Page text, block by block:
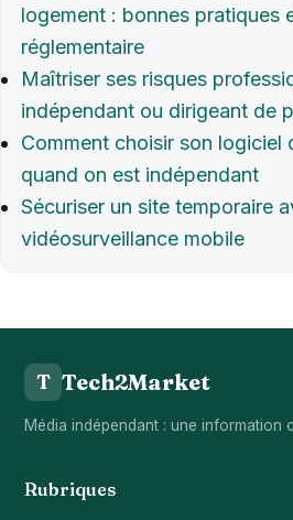
logement : bonnes pratiques
réglementaire
Maîtriser ses risques
indépendant ou dirigeant de
Comment choisir son logiciel
quand on est indépendant
Sécuriser un site temporaire
vidéosurveillance mobile
T Tech2Market
Média indépendant : une information
Rubriques